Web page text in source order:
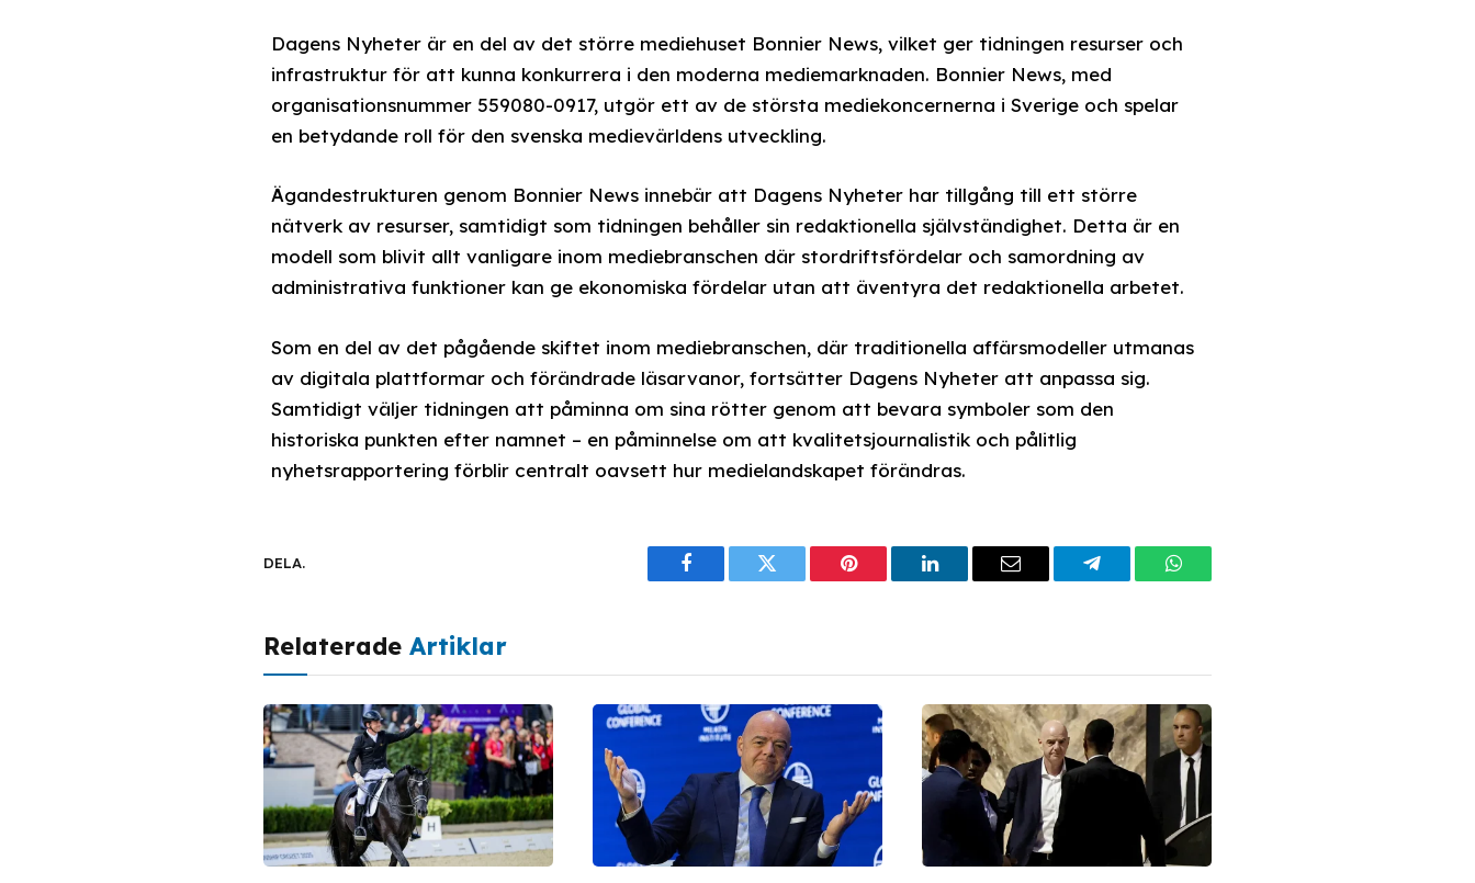
Dagens Nyheter är en del av det större mediehuset Bonnier News, vilket ger tidningen resurser och
infrastruktur för att kunna konkurrera i den moderna mediemarknaden. Bonnier News, med
organisationsnummer 559080-0917, utgör ett av de största mediekoncernerna i Sverige och spelar
en betydande roll för den svenska medievärldens utveckling.
Ägandestrukturen genom Bonnier News innebär att Dagens Nyheter har tillgång till ett större
nätverk av resurser, samtidigt som tidningen behåller sin redaktionella självständighet. Detta är en
modell som blivit allt vanligare inom mediebranschen där stordriftsfördelar och samordning av
administrativa funktioner kan ge ekonomiska fördelar utan att äventyra det redaktionella arbetet.
Som en del av det pågående skiftet inom mediebranschen, där traditionella affärsmodeller utmanas
av digitala plattformar och förändrade läsarvanor, fortsätter Dagens Nyheter att anpassa sig.
Samtidigt väljer tidningen att påminna om sina rötter genom att bevara symboler som den
historiska punkten efter namnet – en påminnelse om att kvalitetsjournalistik och pålitlig
nyhetsrapportering förblir centralt oavsett hur medielandskapet förändras.
DELA.
FacebookTwitter PinterestLinkedInEmail TelegramWhatsApp
Relaterade Artiklar